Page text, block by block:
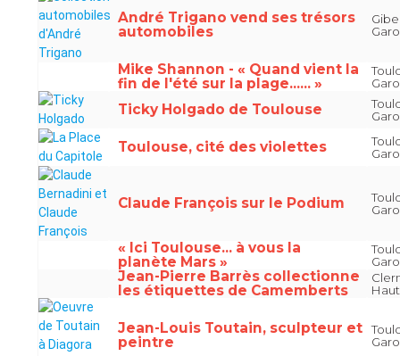
André Trigano vend ses trésors
automobiles
Mike Shannon - « Quand vient la
fin de l'été sur la plage...... »
Ticky Holgado de Toulouse
Toulouse, cité des violettes
Claude François sur le Podium
« Ici Toulouse... à vous la
planète Mars »
Jean-Pierre Barrès collectionne
les étiquettes de Camemberts
Jean-Louis Toutain, sculpteur et
peintre